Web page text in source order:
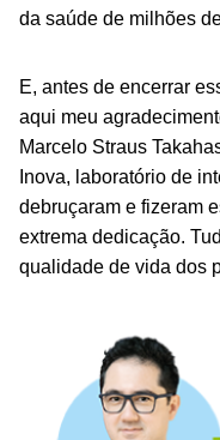
da saúde de milhões
E, antes de encerrar
aqui meu
Marcelo Straus
Inova, laboratório de
debruçaram e fizeram
extrema dedicação.
qualidade de vida dos